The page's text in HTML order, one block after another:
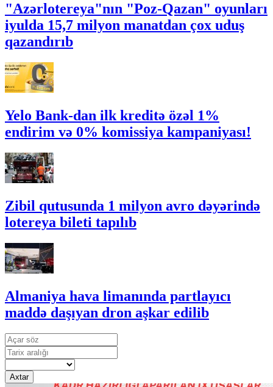
"Azərlotereya"nın "Poz-Qazan" oyunları
iyulda 15,7 milyon manatdan çox uduş
qazandırıb
Yelo Bank-dan ilk kreditə özəl 1%
endirim və 0% komissiya kampaniyası!
Zibil qutusunda 1 milyon avro dəyərində
lotereya bileti tapılıb
Almaniya hava limanında partlayıcı
maddə daşıyan dron aşkar edilib
Axtar